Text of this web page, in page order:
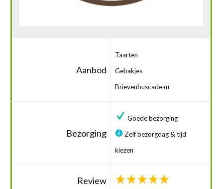
Aanbod
Taarten
Gebakjes
Brievenbuscadeau
Bezorging
Goede bezorging
Zelf bezorgdag & tijd
kiezen
Review